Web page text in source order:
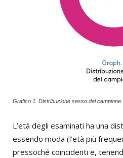
Grafico 1. Distribuzione sesso del campione.
L’età degli esaminati ha una
essendo moda (l’età più
pressoché coincidenti e,